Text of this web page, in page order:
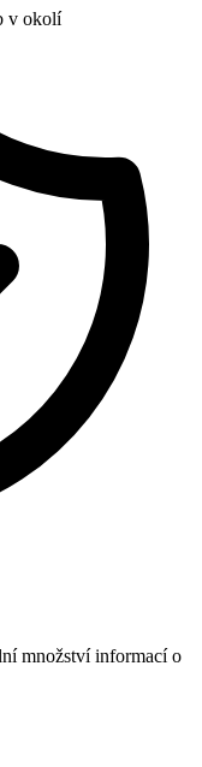
v okolí
množství informací o